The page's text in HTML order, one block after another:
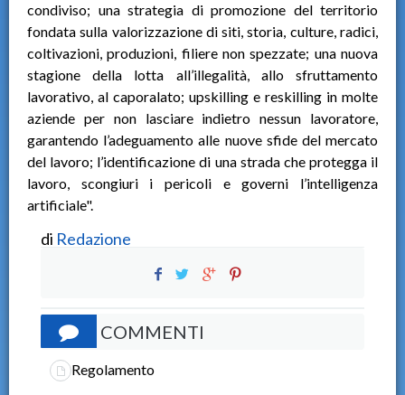
condiviso; una strategia di promozione del territorio
fondata sulla valorizzazione di siti, storia, culture, radici,
coltivazioni, produzioni, filiere non spezzate; una nuova
stagione della lotta all’illegalità, allo sfruttamento
lavorativo, al caporalato; upskilling e reskilling in molte
aziende per non lasciare indietro nessun lavoratore,
garantendo l’adeguamento alle nuove sfide del mercato
del lavoro; l’identificazione di una strada che protegga il
lavoro, scongiuri i pericoli e governi l’intelligenza
artificiale".
di Redazione
COMMENTI
Regolamento